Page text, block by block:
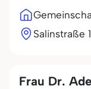
Salinstraße
Frau Dr.